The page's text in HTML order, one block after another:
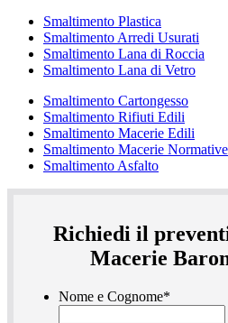
Smaltimento Plastica
Smaltimento Arredi Usurati
Smaltimento Lana di Roccia
Smaltimento Lana di Vetro
Smaltimento Cartongesso
Smaltimento Rifiuti Edili
Smaltimento Macerie Edili
Smaltimento Macerie Normative
Smaltimento Asfalto
Richiedi il
Macerie
Nome e Cognome*